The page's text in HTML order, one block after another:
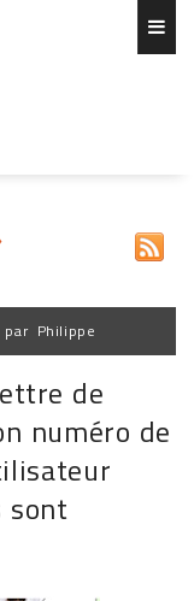
par Philippe
de
numéro de
sont